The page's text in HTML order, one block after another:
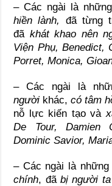
– Các ngài là
hiền lành,
đã từng
đã khát khao nên
Viện Phụ, Benedict,
Porret, Monica,
– Các ngài là
người khác,có tâm
nỗ lực kiến tạo và
De Tour, Damien
Dominic Savior,
– Các ngài là những
chính, đã bị người